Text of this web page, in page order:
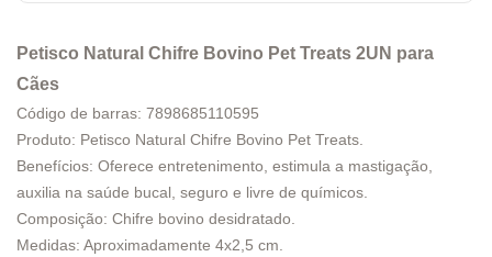
Petisco Natural Chifre Bovino Pet Treats 2UN para
Cães
Código de barras: 7898685110595
Produto: Petisco Natural Chifre Bovino Pet Treats.
Benefícios: Oferece entretenimento, estimula a mastigação,
auxilia na saúde bucal, seguro e livre de químicos.
Composição: Chifre bovino desidratado.
Medidas: Aproximadamente 4x2,5 cm.